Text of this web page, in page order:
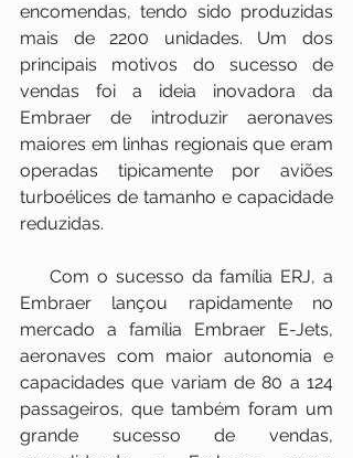
encomendas, tendo sido produzidas
mais de 2200 unidades. Um dos
principais motivos do sucesso de
vendas foi a ideia inovadora da
Embraer de introduzir aeronaves
maiores em linhas regionais que eram
operadas tipicamente por aviões
turboélices de tamanho e capacidade
reduzidas.
    Com o sucesso da família ERJ, a
Embraer lançou rapidamente no
mercado a família Embraer E-Jets,
aeronaves com maior autonomia e
capacidades que variam de 80 a 124
passageiros, que também foram um
grande sucesso de vendas,